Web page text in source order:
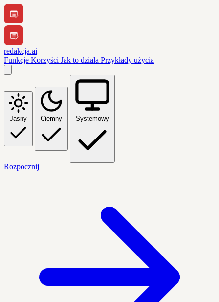
redakcja.ai
Funkcje Korzyści Jak to działa Przykłady użycia
Jasny Ciemny Systemowy
Rozpocznij